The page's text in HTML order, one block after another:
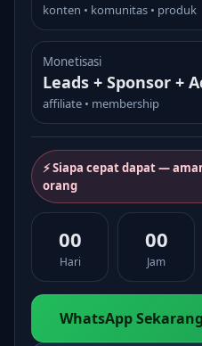
konten • komunitas • produk
Monetisasi
Leads + Sponsor +
affiliate • membership
⚡ Siapa cepat dapat —
orang
00
Hari
00
Jam
WhatsApp